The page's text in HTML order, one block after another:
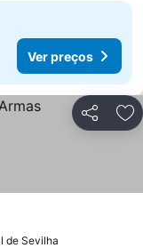
Ver preços
Partilhar
de Sevilha